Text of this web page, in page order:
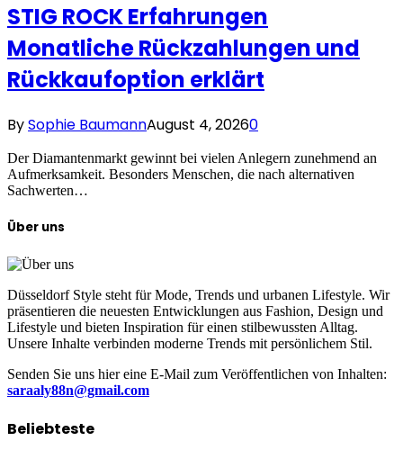
STIG ROCK Erfahrungen
Monatliche Rückzahlungen und
Rückkaufoption erklärt
BySophie BaumannAugust 4, 20260
Der Diamantenmarkt gewinnt bei vielen Anlegern zunehmend an
Aufmerksamkeit. Besonders Menschen, die nach alternativen
Sachwerten…
Über uns
Düsseldorf Style steht für Mode, Trends und urbanen Lifestyle. Wir
präsentieren die neuesten Entwicklungen aus Fashion, Design und
Lifestyle und bieten Inspiration für einen stilbewussten Alltag.
Unsere Inhalte verbinden moderne Trends mit persönlichem Stil.
Senden Sie uns hier eine E-Mail zum Veröffentlichen von Inhalten:
saraaly88n@gmail.com
Beliebteste